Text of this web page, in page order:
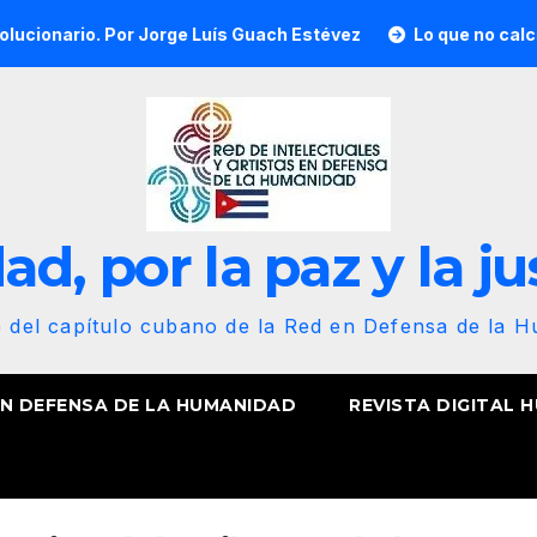
Jorge Luís Guach Estévez Lo que no calcularon,
por la paz y la
del capítulo cubano de la Red en Defensa de la
DEFENSA DE LA HUMANIDAD REVISTA DIGITAL